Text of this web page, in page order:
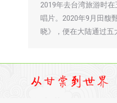
2019年去台湾旅游时
唱片。2020年9月田馥
晓》，便在大陆通过五